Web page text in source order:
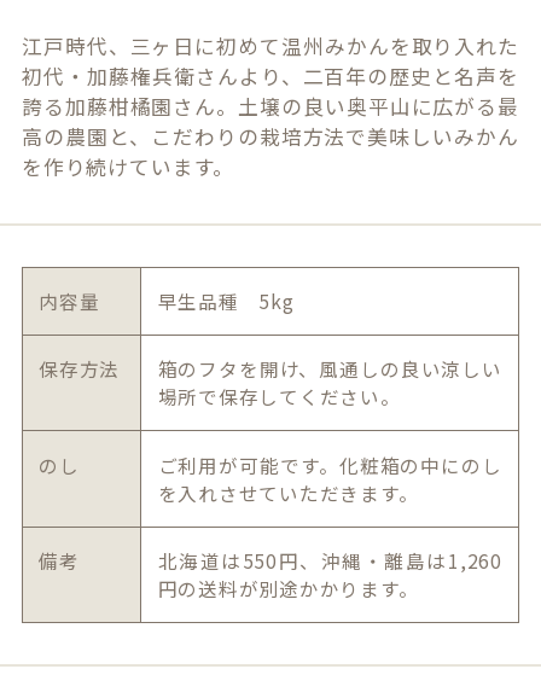
江戸時代、三ヶ日に初めて温州みかんを取り入れた
初代・加藤権兵衛さんより、二百年の歴史と名声を
誇る加藤柑橘園さん。土壌の良い奥平山に広がる最
高の農園と、こだわりの栽培方法で美味しいみかん
を作り続けています。
内容量 早生品種 5kg
保存方法
箱のフタを開け、風通しの良い涼しい
場所で保存してください。
のし
ご利用が可能です。化粧箱の中にのし
を入れさせていただきます。
備考
北海道は550円、沖縄・離島は1,260
円の送料が別途かかります。